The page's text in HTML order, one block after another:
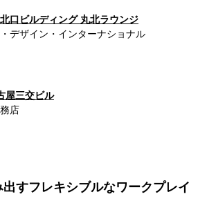
口ビルディング 丸北ラウンジ
・デザイン・インターナショナル
屋三交ビル
店
すフレキシブルなワークプレイ